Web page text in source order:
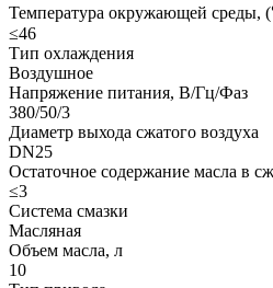
Температура окружающей среды,
≤46
Тип охлаждения
Воздушное
Напряжение питания, В/Гц/Фаз
380/50/3
Диаметр выхода сжатого воздуха
DN25
Остаточное содержание масла в
≤3
Система смазки
Масляная
Объем масла, л
10